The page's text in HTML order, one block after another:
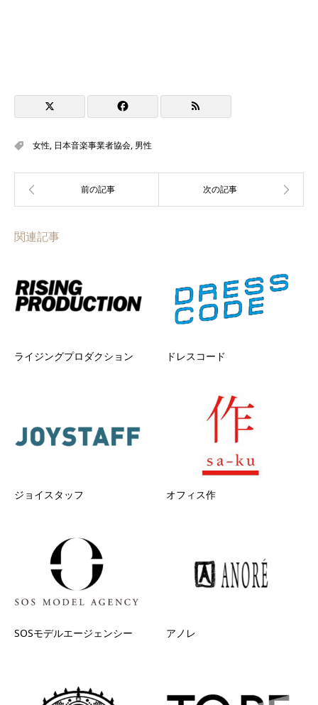
女性, 日本音楽事業者協会, 男性
関連記事
ライジングプロダクション ドレスコード
ジョイスタッフ オフィス作
SOSモデルエージェンシー アノレ